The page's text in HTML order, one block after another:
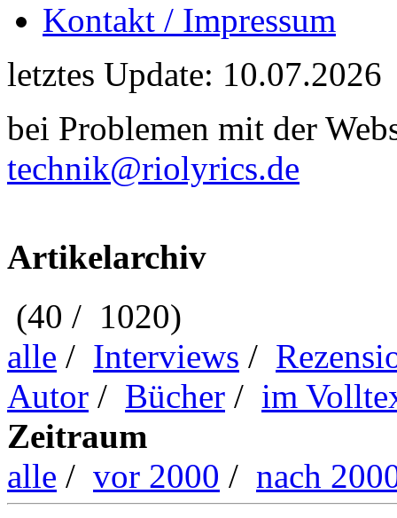
Kontakt / Impressum
letztes Update: 10.07.2026
bei Problemen mit der
technik@riolyrics.de
Artikelarchiv
(40 / 1020)
alle / Interviews /
Autor / Bücher / im
Zeitraum
alle / vor 2000 / nach